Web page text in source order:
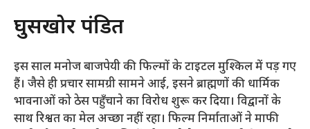
घुसखोर पंडित
इस साल मनोज बाजपेयी की फिल्मों के टाइटल मुश्किल में पड़ गए
हैं। जैसे ही प्रचार सामग्री सामने आई, इसने ब्राह्मणों की धार्मिक
भावनाओं को ठेस पहुँचाने का विरोध शुरू कर दिया। विद्वानों के
साथ रिश्वत का मेल अच्छा नहीं रहा। फिल्म निर्माताओं ने माफी